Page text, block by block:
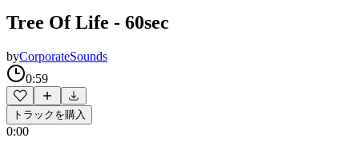
Tree Of Life - 60sec
byCorporateSounds
0:59
トラックを購入
0:00